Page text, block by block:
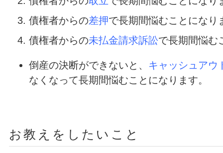
債権者からの差押で長期間悩むことになり
債権者からの未払金請求訴訟で長期間悩む
倒産の決断ができないと、 キャッシュアウ
なくなって長期間悩むことになります。
お教えをしたいこと